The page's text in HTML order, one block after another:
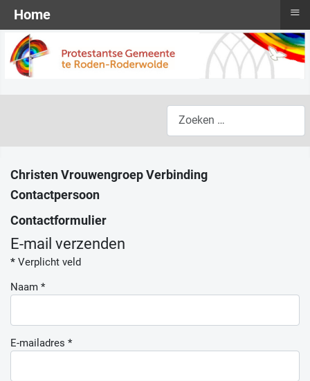
Christen Vrouwengroep Verbinding
Contactpersoon
Contactformulier
E-mail verzenden
*Verplicht veld
Naam*
E-mailadres *
Home ≡